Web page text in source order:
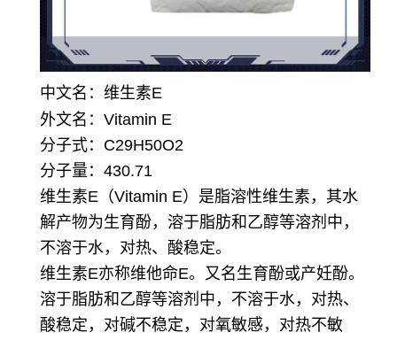
中文名：维生素E
外文名：Vitamin E
分子式：C29H50O2
分子量：430.71
维生素E（Vitamin E）是脂溶性维生素，其水
解产物为生育酚，溶于脂肪和乙醇等溶剂中，
不溶于水，对热、酸稳定。
维生素E亦称维他命E。又名生育酚或产妊酚。
溶于脂肪和乙醇等溶剂中，不溶于水，对热、
酸稳定，对碱不稳定，对氧敏感，对热不敏